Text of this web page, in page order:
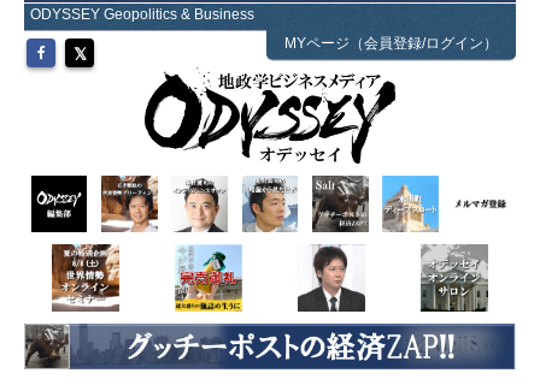
ODYSSEY Geopolitics & Business
MYページ（会員登録/ログイン）